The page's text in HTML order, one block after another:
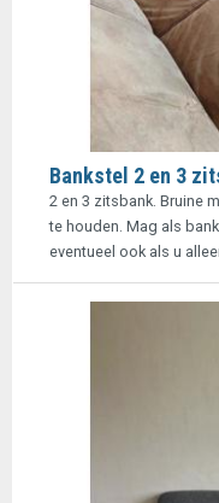
Bankstel 2 en 3
2 en 3 zitsbank. Bruine
te houden. Mag als
eventueel ook als u